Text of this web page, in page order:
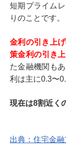
短期プライム
りのことです。
金利の引き上
策金利の引き
た金融機関も
利は主に0.3〜
現在は8割近く
出典：住宅金